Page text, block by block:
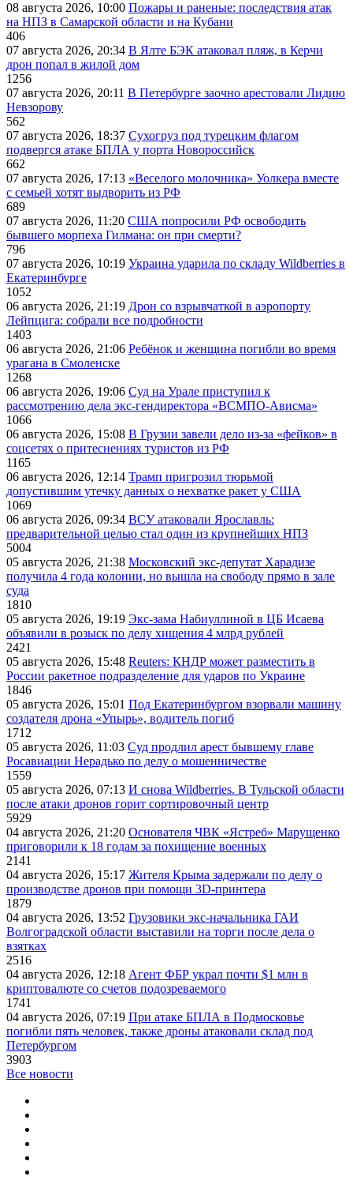
08 августа 2026, 10:00 Пожары и раненые: последствия атак
на НПЗ в Самарской области и на Кубани
406
07 августа 2026, 20:34 В Ялте БЭК атаковал пляж, в Керчи
дрон попал в жилой дом
1256
07 августа 2026, 20:11 В Петербурге заочно арестовали Лидию
Невзорову
562
07 августа 2026, 18:37 Сухогруз под турецким флагом
подвергся атаке БПЛА у порта Новороссийск
662
07 августа 2026, 17:13 «Веселого молочника» Уолкера вместе
с семьей хотят выдворить из РФ
689
07 августа 2026, 11:20 США попросили РФ освободить
бывшего морпеха Гилмана: он при смерти?
796
07 августа 2026, 10:19 Украина ударила по складу Wildberries в
Екатеринбурге
1052
06 августа 2026, 21:19 Дрон со взрывчаткой в аэропорту
Лейпцига: собрали все подробности
1403
06 августа 2026, 21:06 Ребёнок и женщина погибли во время
урагана в Смоленске
1268
06 августа 2026, 19:06 Суд на Урале приступил к
рассмотрению дела экс-гендиректора «ВСМПО-Ависма»
1066
06 августа 2026, 15:08 В Грузии завели дело из-за «фейков» в
соцсетях о притеснениях туристов из РФ
1165
06 августа 2026, 12:14 Трамп пригрозил тюрьмой
допустившим утечку данных о нехватке ракет у США
1069
06 августа 2026, 09:34 ВСУ атаковали Ярославль:
предварительной целью стал один из крупнейших НПЗ
5004
05 августа 2026, 21:38 Московский экс-депутат Харадизе
получила 4 года колонии, но вышла на свободу прямо в зале
суда
1810
05 августа 2026, 19:19 Экс-зама Набиуллиной в ЦБ Исаева
объявили в розыск по делу хищения 4 млрд рублей
2421
05 августа 2026, 15:48 Reuters: КНДР может разместить в
России ракетное подразделение для ударов по Украине
1846
05 августа 2026, 15:01 Под Екатеринбургом взорвали машину
создателя дрона «Упырь», водитель погиб
1712
05 августа 2026, 11:03 Суд продлил арест бывшему главе
Росавиации Нерадько по делу о мошенничестве
1559
05 августа 2026, 07:13 И снова Wildberries. В Тульской области
после атаки дронов горит сортировочный центр
5929
04 августа 2026, 21:20 Основателя ЧВК «Ястреб» Марущенко
приговорили к 18 годам за похищение военных
2141
04 августа 2026, 15:17 Жителя Крыма задержали по делу о
производстве дронов при помощи 3D‑принтера
1879
04 августа 2026, 13:52 Грузовики экс-начальника ГАИ
Волгоградской области выставили на торги после дела о
взятках
2516
04 августа 2026, 12:18 Агент ФБР украл почти $1 млн в
криптовалюте со счетов подозреваемого
1741
04 августа 2026, 07:19 При атаке БПЛА в Подмосковье
погибли пять человек, также дроны атаковали склад под
Петербургом
3903
Все новости